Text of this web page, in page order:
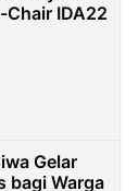
IDA22
Gelar
bagi Warga